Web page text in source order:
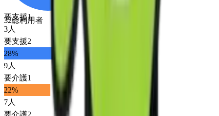
32総利用者
要支援1
3人
要支援2
28%
9人
要介護1
22%
7人